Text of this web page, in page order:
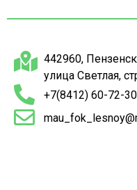
442960,
улица Светлая,
+7(8412) 60-72-30